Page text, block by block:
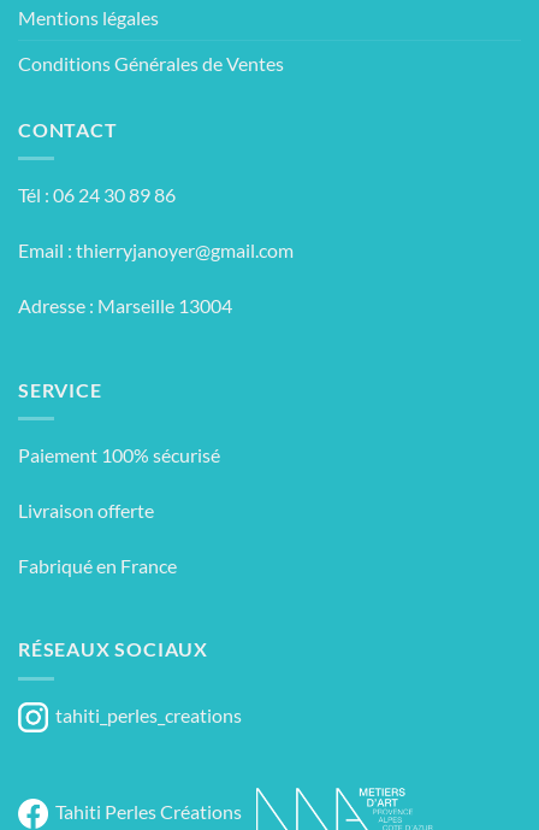
Mentions légales
Conditions Générales de Ventes
CONTACT
Tél : 06 24 30 89 86
Email : thierryjanoyer@gmail.com
Adresse : Marseille 13004
SERVICE
Paiement 100% sécurisé
Livraison offerte
Fabriqué en France
RÉSEAUX SOCIAUX
tahiti_perles_creations
Tahiti Perles Créations